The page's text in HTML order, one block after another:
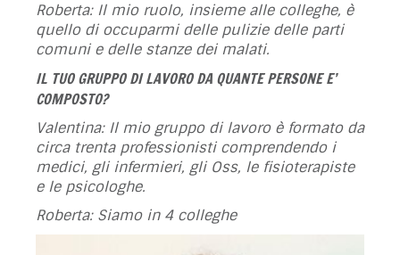
Roberta: Il mio ruolo, insieme alle colleghe, è
quello di occuparmi delle pulizie delle parti
comuni e delle stanze dei malati.
IL TUO GRUPPO DI LAVORO DA QUANTE PERSONE E’
COMPOSTO?
Valentina: Il mio gruppo di lavoro è formato da
circa trenta professionisti comprendendo i
medici, gli infermieri, gli Oss, le fisioterapiste
e le psicologhe.
Roberta: Siamo in 4 colleghe